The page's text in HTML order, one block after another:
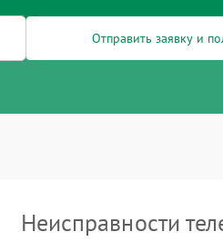
Отправить заявку и
Неисправности